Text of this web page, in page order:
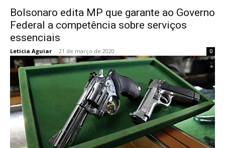
Bolsonaro edita MP que garante ao Governo
Federal a competência sobre serviços
essenciais
Leticia Aguiar - 21 de março de 2020 0